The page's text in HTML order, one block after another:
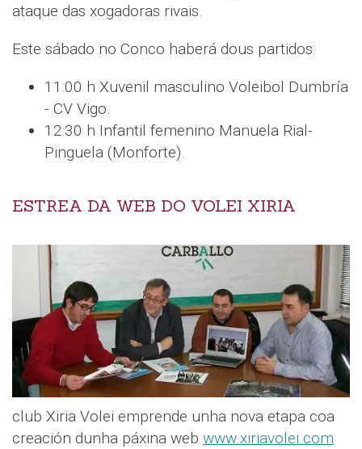
ataque das xogadoras rivais.
Este sábado no Conco haberá dous partidos:
11:00 h Xuvenil masculino Voleibol Dumbría
- CV Vigo.
12:30 h Infantil femenino Manuela Rial-
Pinguela (Monforte).
ESTREA DA WEB DO VOLEI XIRIA
club Xiria Volei emprende unha nova etapa coa
creación dunha páxina web www.xiriavolei.com